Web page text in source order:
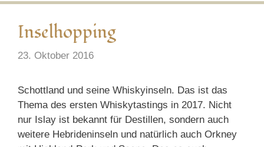
Inselhopping
23. Oktober 2016
Schottland und seine Whiskyinseln. Das ist das
Thema des ersten Whiskytastings in 2017. Nicht
nur Islay ist bekannt für Destillen, sondern auch
weitere Hebrideninseln und natürlich auch Orkney